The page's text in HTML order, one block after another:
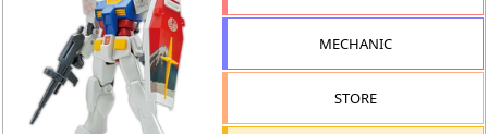
MECHANIC
STORE